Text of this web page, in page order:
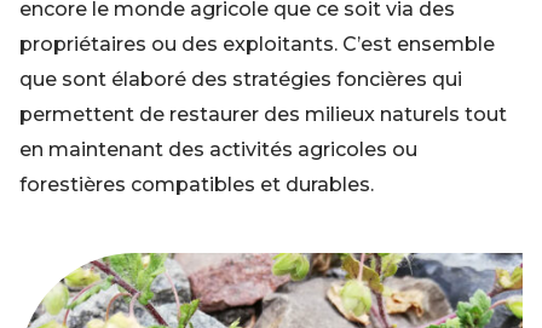
encore le monde agricole que ce soit via des
propriétaires ou des exploitants. C’est ensemble
que sont élaboré des stratégies foncières qui
permettent de restaurer des milieux naturels tout
en maintenant des activités agricoles ou
forestières compatibles et durables.